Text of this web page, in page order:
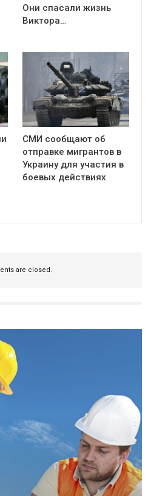
Они спасали жизнь
Виктора…
СМИ сообщают об
отправке мигрантов в
Украину для участия в
боевых действиях
are closed.